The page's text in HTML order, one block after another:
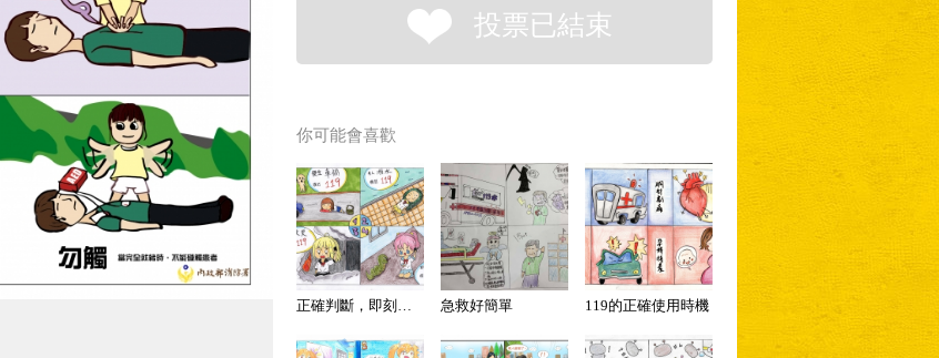
投票已結束
你可能會喜歡
正確判斷，即刻救援 急救好簡單 119的正確使用時機